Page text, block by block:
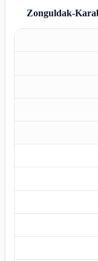
Zonguldak-